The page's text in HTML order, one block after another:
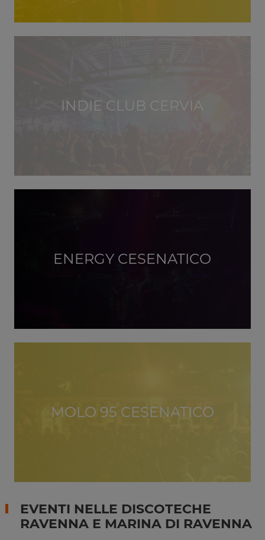
INDIE CLUB CERVIA
ENERGY CESENATICO
MOLO 95 CESENATICO
EVENTI NELLE DISCOTECHE
RAVENNA E MARINA DI RAVENNA